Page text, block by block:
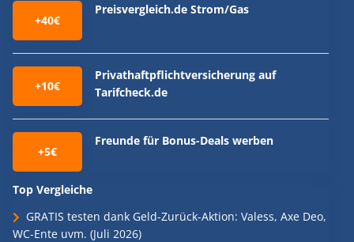
+40€
Preisvergleich.de Strom/Gas
+10€
Privathaftpflichtversicherung auf
Tarifcheck.de
+5€
Freunde für Bonus-Deals werben
Top Vergleiche
GRATIS testen dank Geld-Zurück-Aktion: Valess, Axe Deo,
WC-Ente uvm. (Juli 2026)